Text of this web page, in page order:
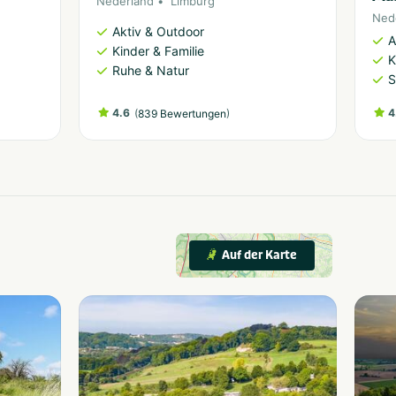
Aktiv & Outdoor
Kinder & Familie
Ruhe & Natur
4.6 (839 Bewertungen)
Auf der Karte